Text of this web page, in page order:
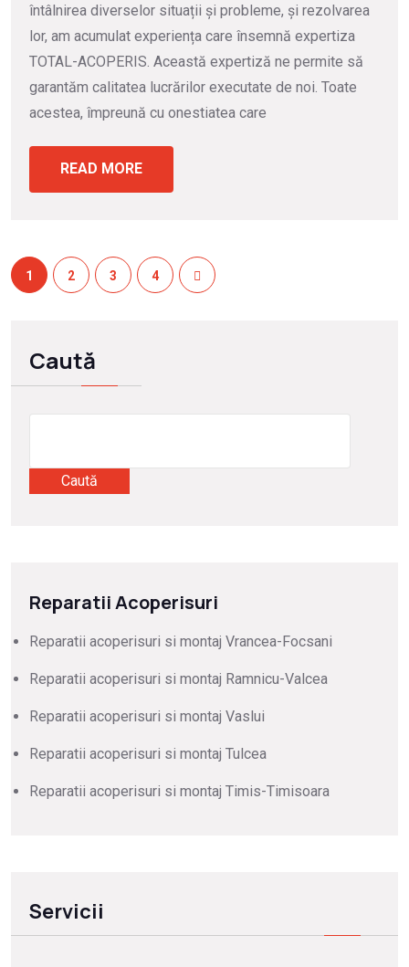
întâlnirea diverselor situații și probleme, și rezolvarea
lor, am acumulat experiența care însemnă expertiza
TOTAL-ACOPERIS. Această expertiză ne permite să
garantăm calitatea lucrărilor executate de noi. Toate
acestea, împreună cu onestiatea care
READ MORE
1 2 3 4
Caută
Caută
Reparatii Acoperisuri
Reparatii acoperisuri si montaj Vrancea-Focsani
Reparatii acoperisuri si montaj Ramnicu-Valcea
Reparatii acoperisuri si montaj Vaslui
Reparatii acoperisuri si montaj Tulcea
Reparatii acoperisuri si montaj Timis-Timisoara
Servicii